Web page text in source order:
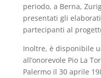
periodo, a Berna,
presentati gli
partecipanti al
Inoltre, è disponibile
all’onorevole Pio La
Palermo il 30 aprile